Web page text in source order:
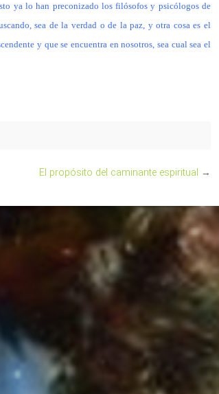
ya lo han preconizado los filósofos y psicólogos de
sea de la verdad o de la paz, y otra cosa es el
y que se encuentra en nosotros, sea cual sea el
El propósito del caminante espiritual →